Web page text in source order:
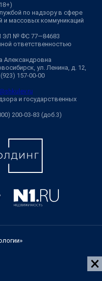
по надзору в сфере
и массовых коммуникаций
ЭЛ № ФС 77—84683
ответственностью
Александровна
ул. Ленина, д. 12,
157-00-00
и государственных
200-03-83 (доб.3)